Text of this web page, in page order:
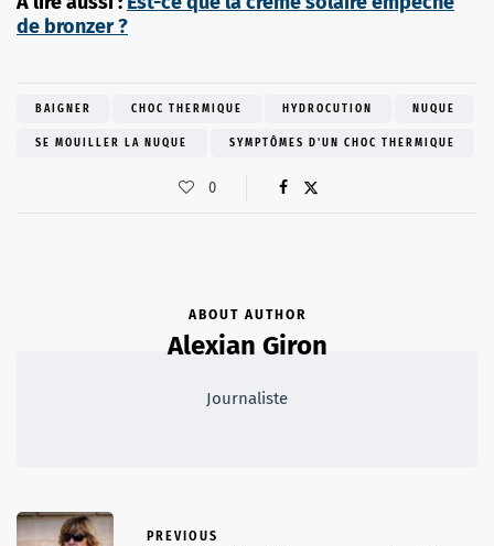
de bronzer ?
BAIGNER CHOC THERMIQUE HYDROCUTION NUQUE
SE MOUILLER LA NUQUE SYMPTÔMES D'UN CHOC THERMIQUE
0
ABOUT AUTHOR
Alexian Giron
Journaliste
PREVIOUS